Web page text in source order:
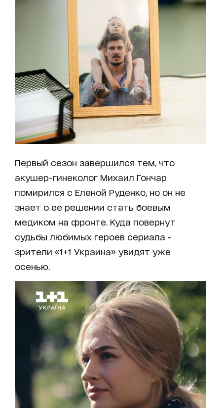
Первый сезон завершился тем, что
акушер-гинеколог Михаил Гончар
помирился с Еленой Руденко, но он не
знает о ее решении стать боевым
медиком на фронте. Куда повернут
судьбы любимых героев сериала -
зрители «1+1 Украина» увидят уже
осенью.